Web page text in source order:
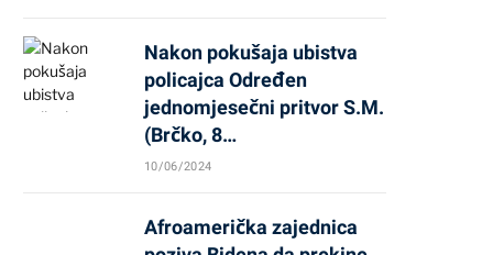
Nakon pokušaja ubistva
policajca Određen
jednomjesečni pritvor S.M.
(Brčko, 8…
10/06/2024
Afroamerička zajednica